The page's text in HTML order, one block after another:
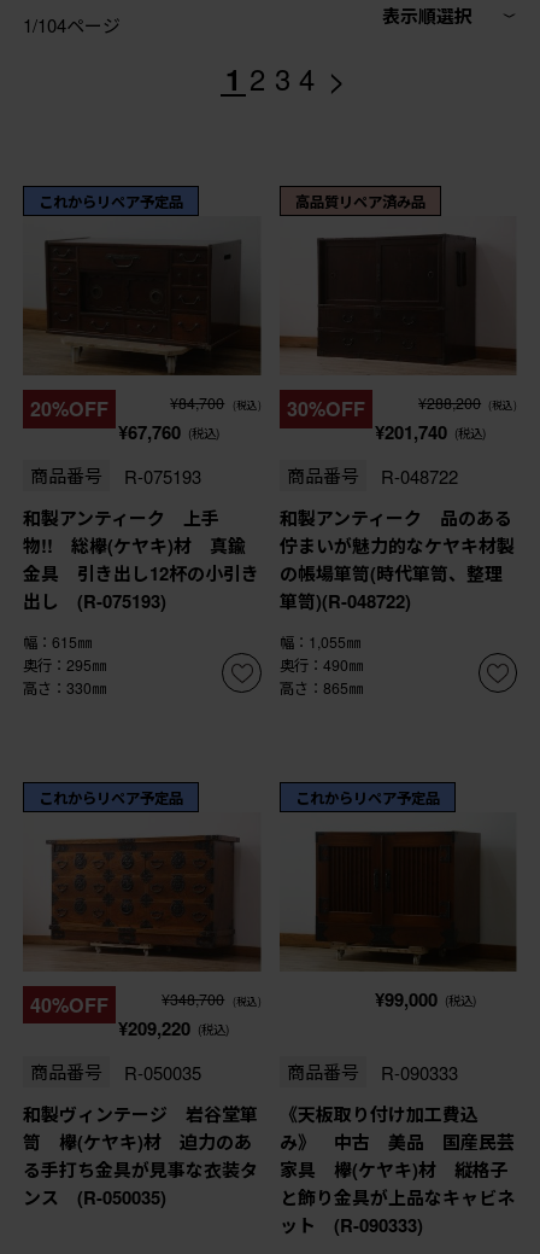
1/104ページ 表示順選択
1 2 3 4 >
これからリペア予定品
20%OFF ¥84,700 (税込)
¥67,760 (税込)
商品番号 R-075193
和製アンティーク 上手
物!! 総欅(ケヤキ)材 真鍮
金具 引き出し12杯の小引き
出し (R-075193)
幅：615㎜
奥行：295㎜
高さ：330㎜
高品質リペア済み品
30%OFF ¥288,200 (税込)
¥201,740 (税込)
商品番号 R-048722
和製アンティーク 品のある
佇まいが魅力的なケヤキ材製
の帳場箪笥(時代箪笥、整理
箪笥)(R-048722)
幅：1,055㎜
奥行：490㎜
高さ：865㎜
これからリペア予定品
40%OFF ¥348,700 (税込)
¥209,220 (税込)
商品番号 R-050035
和製ヴィンテージ 岩谷堂箪
笥 欅(ケヤキ)材 迫力のあ
る手打ち金具が見事な衣装タ
ンス (R-050035)
これからリペア予定品
¥99,000 (税込)
商品番号 R-090333
《天板取り付け加工費込
み》 中古 美品 国産民芸
家具 欅(ケヤキ)材 縦格子
と飾り金具が上品なキャビネ
ット (R-090333)